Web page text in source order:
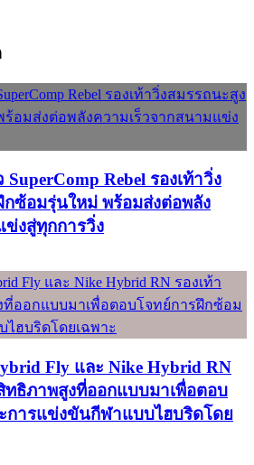
SuperComp Rebel รองเท้าวิ่ง
ซ้อมรุ่นใหม่ พร้อมส่งต่อพลัง
งสู่ทุกการวิ่ง
Fly และ Nike Hybrid RN
ทธิภาพสูงที่ออกแบบมาเพื่อตอบ
การแข่งขันกีฬาแบบไฮบริดโดย